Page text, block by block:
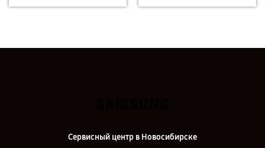
Сервисный центр в Новосибирске